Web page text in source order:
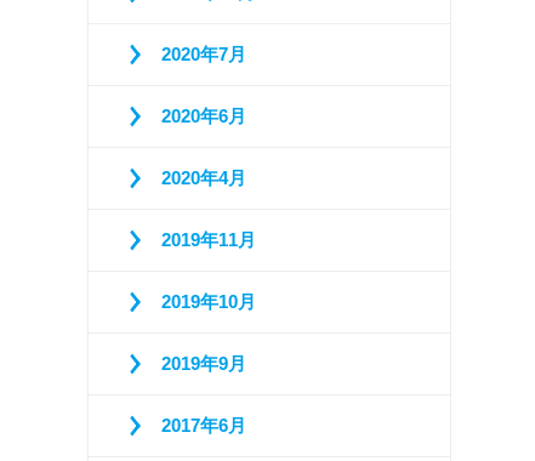
2020年7月
2020年6月
2020年4月
2019年11月
2019年10月
2019年9月
2017年6月